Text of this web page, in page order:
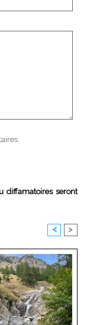
diffamatoires seront
< >